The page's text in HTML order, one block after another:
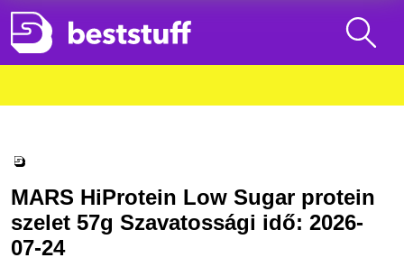
MARS HiProtein Low Sugar protein
szelet 57g Szavatossági idő: 2026-
07-24